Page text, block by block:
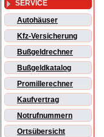
SERVICE
Autohäuser
Kfz-Versicherung
Bußgeldrechner
Bußgeldkatalog
Promillerechner
Kaufvertrag
Notrufnummern
Ortsübersicht